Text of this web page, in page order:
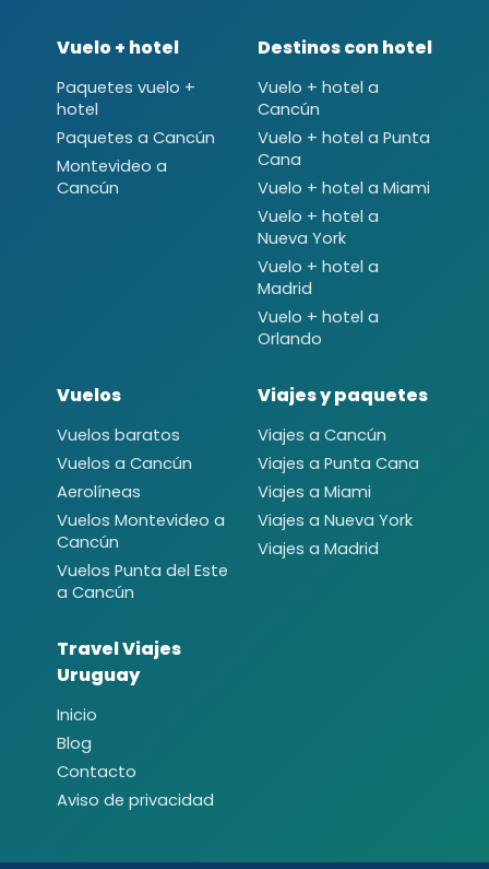
Vuelo + hotel
Paquetes vuelo +
hotel
Paquetes a Cancún
Montevideo a
Cancún
Destinos con hotel
Vuelo + hotel a
Cancún
Vuelo + hotel a Punta
Cana
Vuelo + hotel a Miami
Vuelo + hotel a
Nueva York
Vuelo + hotel a
Madrid
Vuelo + hotel a
Orlando
Vuelos
Vuelos baratos
Vuelos a Cancún
Aerolíneas
Vuelos Montevideo a
Cancún
Vuelos Punta del Este
a Cancún
Viajes y paquetes
Viajes a Cancún
Viajes a Punta Cana
Viajes a Miami
Viajes a Nueva York
Viajes a Madrid
Travel Viajes
Uruguay
Inicio
Blog
Contacto
Aviso de privacidad